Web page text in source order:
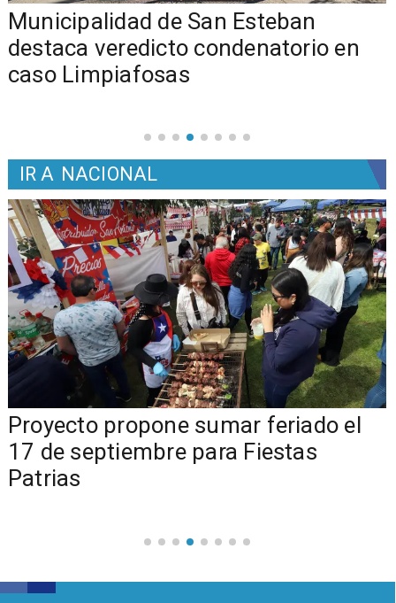
Municipalidad de San Esteban
destaca veredicto condenatorio en
caso Limpiafosas
IR A NACIONAL
Proyecto propone sumar feriado el
17 de septiembre para Fiestas
Patrias